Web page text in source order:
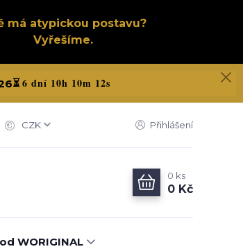
má atypickou postavu?
Vyřešíme.
⏳6 dní 10h 10m 11s
CZK Přihlášení
0 ks
0 Kč
WORIGINAL